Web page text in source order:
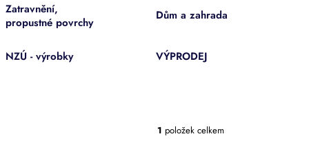
Zatravnění,
propustné povrchy
Dům a zahrada
NZÚ - výrobky VÝPRODEJ
1 položek celkem